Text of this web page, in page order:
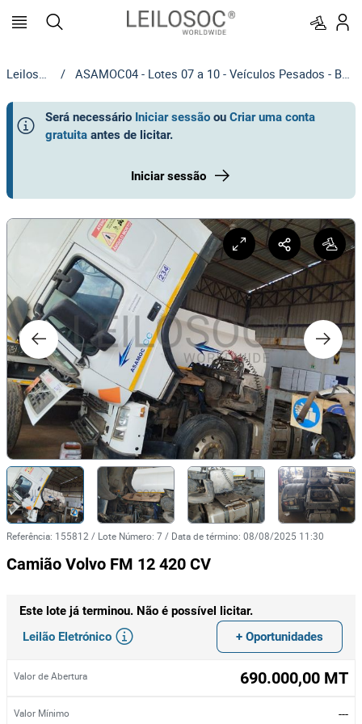
Leilosoc / ASAMOC04 - Lotes 07 a 10 - Veículos Pesados - Beira
Será necessário Iniciar sessão ou Criar uma conta
gratuita antes de licitar.
Iniciar sessão
Referência: 155812 / Lote Número: 7 / Data de término: 08/08/2025 11:30
Camião Volvo FM 12 420 CV
Este lote já terminou. Não é possível licitar.
Leilão Eletrónico
+ Oportunidades
Valor de Abertura 690.000,00 MT
Valor Mínimo ---